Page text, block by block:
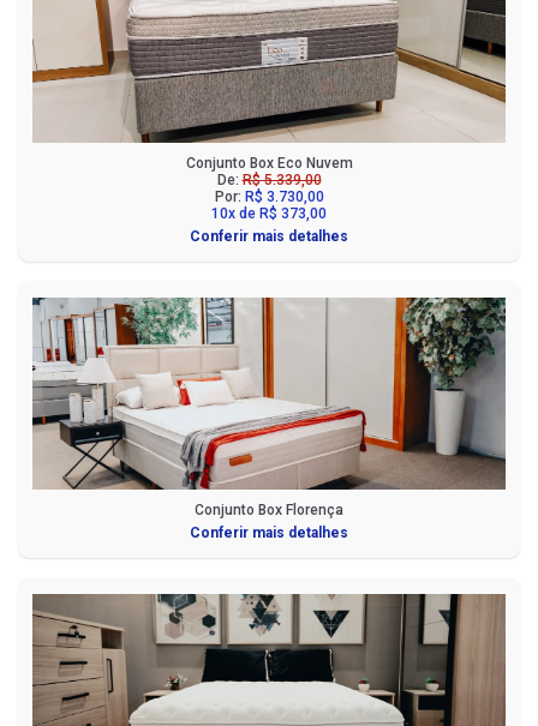
Conjunto Box Eco Nuvem
De:R$ 5.339,00
Por: R$ 3.730,00
10x de R$ 373,00
Conferir mais detalhes
Conjunto Box Florença
Conferir mais detalhes